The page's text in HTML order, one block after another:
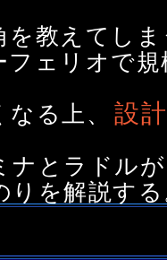
を教えてし
フェリオで
る上、 設
ナとラドル
りを解説す